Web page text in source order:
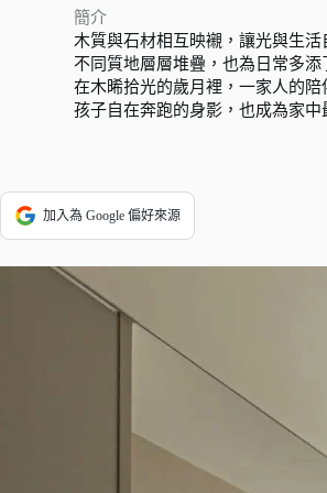
簡介
木質與石材相互映襯，讓光與生活
不同質地層層堆疊，也為日常多添
在木晞拾光的歲月裡，一家人的陪
孩子自在奔跑的身影，也成為家中
加入為 Google 偏好來源